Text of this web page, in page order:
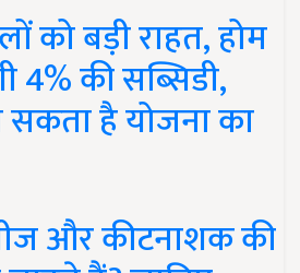
को बड़ी राहत, होम
4% की सब्सिडी,
है योजना का
और कीटनाशक की